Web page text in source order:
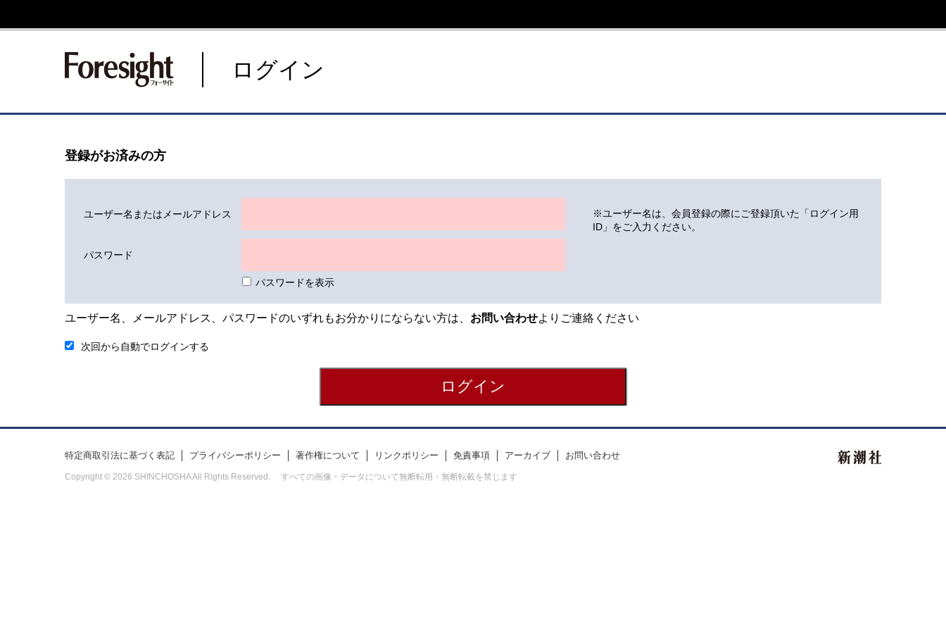
新潮社 Foresight フォーサイト
ログイン
登録がお済みの方
ユーザー名またはメールアドレス
パスワード
パスワードを表示
※ユーザー名は、会員登録の際にご登録頂いた「ログイン用
ID」をご入力ください。
ユーザー名、メールアドレス、パスワードのいずれもお分かりにならない方は、 お問い合わせよりご連絡ください
次回から自動でログインする
特定商取引法に基づく表記 プライバシーポリシー 著作権について リンクポリシー 免責事項 アーカイブ お問い合わせ
Copyright © 2026 SHINCHOSHA All Rights Reserved. すべての画像・データについて無断転用・無断転載を禁じます